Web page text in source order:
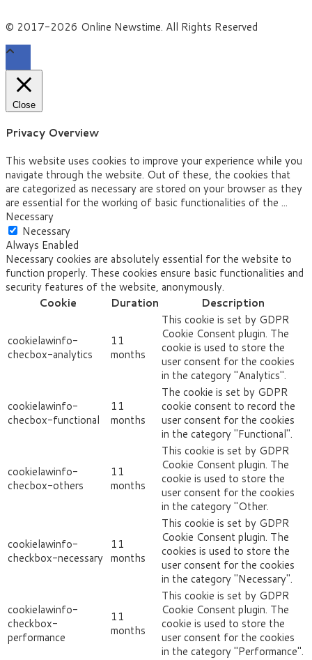
© 2017-2026 Online Newstime. All Rights Reserved
Close
Privacy Overview
This website uses cookies to improve your experience while you
navigate through the website. Out of these, the cookies that
are categorized as necessary are stored on your browser as they
are essential for the working of basic functionalities of the ...
Necessary
Necessary
Always Enabled
Necessary cookies are absolutely essential for the website to
function properly. These cookies ensure basic functionalities and
security features of the website, anonymously.
Cookie
Duration Description
cookielawinfo-
checbox-analytics
11
months
This cookie is set by GDPR
Cookie Consent plugin. The
cookie is used to store the
user consent for the cookies
in the category "Analytics".
cookielawinfo-
checbox-functional
11
months
The cookie is set by GDPR
cookie consent to record the
user consent for the cookies
in the category "Functional".
cookielawinfo-
checbox-others
11
months
This cookie is set by GDPR
Cookie Consent plugin. The
cookie is used to store the
user consent for the cookies
in the category "Other.
cookielawinfo-
checkbox-necessary
11
months
This cookie is set by GDPR
Cookie Consent plugin. The
cookies is used to store the
user consent for the cookies
in the category "Necessary".
cookielawinfo-
checkbox-
performance
11
months
This cookie is set by GDPR
Cookie Consent plugin. The
cookie is used to store the
user consent for the cookies
in the category "Performance".